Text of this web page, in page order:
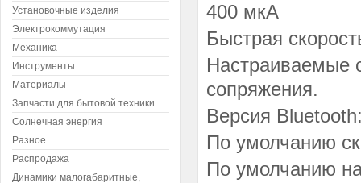
400 мкА
Быстрая
Настраиваемые
сопряжения.
Версия
По умолчанию
По умолчанию
Установочные изделия
Электрокоммутация
Механика
Инструменты
Материалы
Запчасти для бытовой техники
Солнечная энергия
Разное
Распродажа
Динамики малогабаритные,